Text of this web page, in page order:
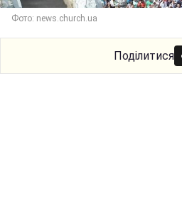
Фото: news.church.ua
Поділитися